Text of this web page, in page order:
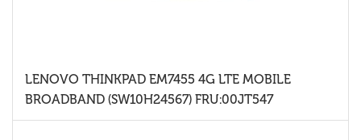
LENOVO THINKPAD EM7455 4G LTE MOBILE
BROADBAND (SW10H24567) FRU:00JT547